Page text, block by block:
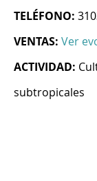
TELÉFONO:
VENTAS: Ver
ACTIVIDAD:
subtropicales